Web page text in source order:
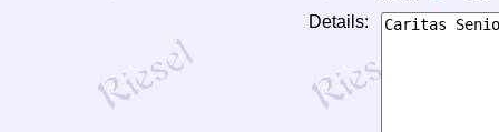
Details: